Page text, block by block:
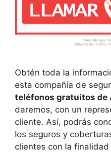
Obtén toda la
esta compañía de
teléfonos gratuitos de
daremos, con un
cliente. Así, podrás
los seguros y
clientes con la